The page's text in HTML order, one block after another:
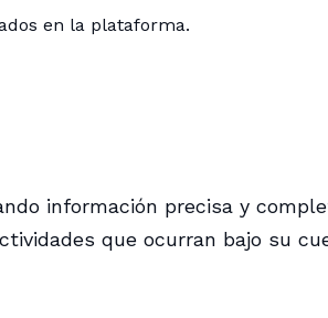
en la plataforma.
información precisa y
que ocurran bajo su